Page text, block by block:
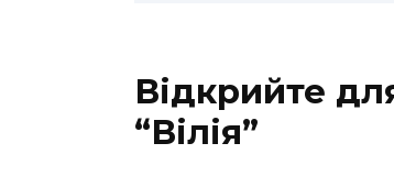
Відкрийте
“Вілія”